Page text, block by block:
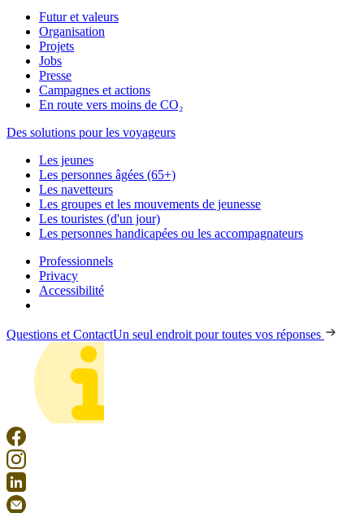
Futur et valeurs
Organisation
Projets
Jobs
Presse
Campagnes et actions
En route vers moins de CO₂
Des solutions pour les voyageurs
Les jeunes
Les personnes âgées (65+)
Les navetteurs
Les groupes et les mouvements de jeunesse
Les touristes (d'un jour)
Les personnes handicapées ou les accompagnateurs
Professionnels
Privacy
Accessibilité
Questions et ContactUn seul endroit pour toutes vos réponses